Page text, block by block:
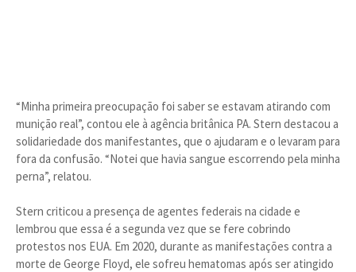
“Minha primeira preocupação foi saber se estavam atirando com
munição real”, contou ele à agência britânica PA. Stern destacou a
solidariedade dos manifestantes, que o ajudaram e o levaram para
fora da confusão. “Notei que havia sangue escorrendo pela minha
perna”, relatou.
Stern criticou a presença de agentes federais na cidade e
lembrou que essa é a segunda vez que se fere cobrindo
protestos nos EUA. Em 2020, durante as manifestações contra a
morte de George Floyd, ele sofreu hematomas após ser atingido